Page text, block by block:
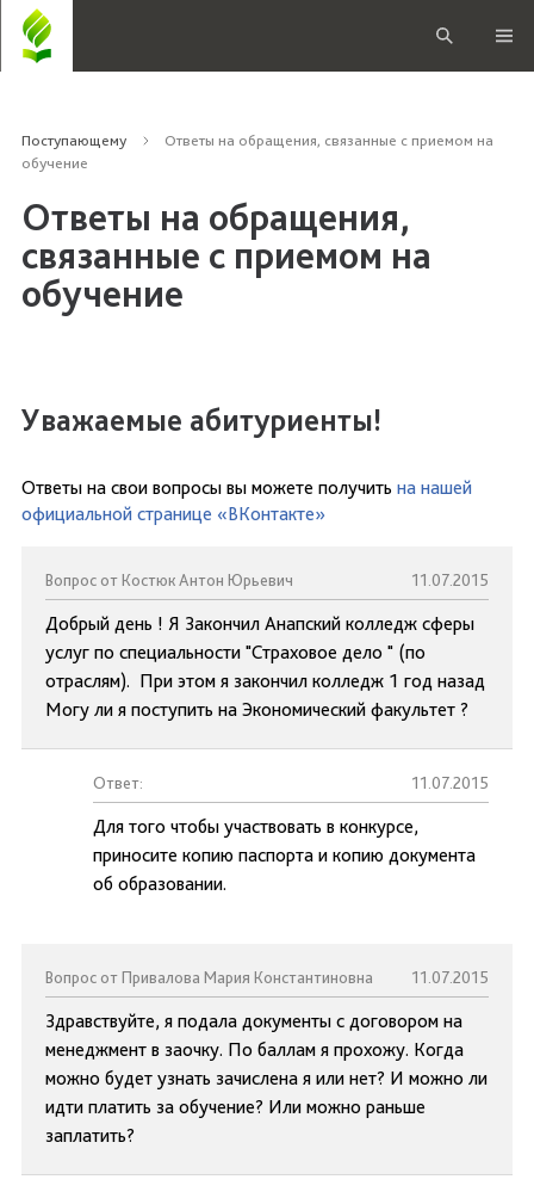
Поступающему
Ответы на обращения, связанные с приемом на
обучение
Ответы на обращения,
связанные с приемом на
обучение
Уважаемые абитуриенты!
Ответы на свои вопросы вы можете получить на нашей
официальной странице «ВКонтакте»
Вопрос от Костюк Антон Юрьевич 11.07.2015
Добрый день ! Я Закончил Анапский колледж сферы
услуг по специальности "Страховое дело " (по
отраслям). При этом я закончил колледж 1 год назад
Могу ли я поступить на Экономический факультет ?
Ответ: 11.07.2015
Для того чтобы участвовать в конкурсе,
приносите копию паспорта и копию документа
об образовании.
Вопрос от Привалова Мария Константиновна 11.07.2015
Здравствуйте, я подала документы с договором на
менеджмент в заочку. По баллам я прохожу. Когда
можно будет узнать зачислена я или нет? И можно ли
идти платить за обучение? Или можно раньше
заплатить?